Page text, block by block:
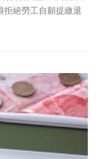
拒絕勞工自願提繳退
及加重欠繳責任。